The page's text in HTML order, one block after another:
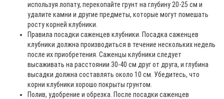
используя лопату, перекопайте грунт на глубину 20-25 см и
удалите камни и другие предметы, которые могут помешать
росту корней клубники.
Правила посадки саженцев клубники. Посадка саженцев
клубники должна производиться в течение нескольких недель
после их приобретения. Саженцы клубники следует
высаживать на расстоянии 30-40 см друг от друга, и глубина
высадки должна составлять около 10 см. Убедитесь, что
корни клубники хорошо покрыты грунтом.
Полив, удобрение и обрезка. После посадки саженцев